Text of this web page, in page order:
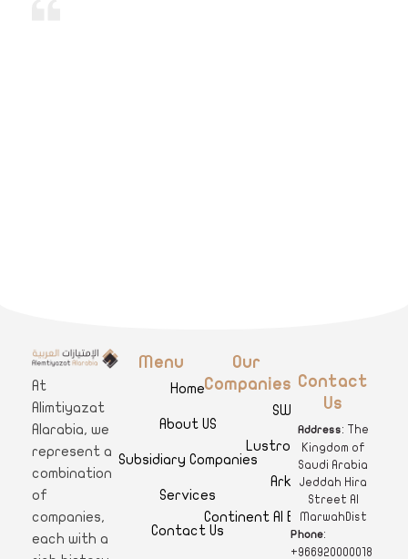
A
limtiyazat Alarabia
At
Alimtiyazat
Alarabia, we
represent a
combination
of
companies,
each with a
Menu
Home
About US
Subsidiary Companies
Services
Contact Us
Our
Companies
SWAR
Lustro Clinics
Arkan
Continent Al Ertiqaa Hotel
Contact
Us
Address: The
Kingdom of
Saudi Arabia
Jeddah Hira
Street Al
MarwahDist
Phone:
+966920000018